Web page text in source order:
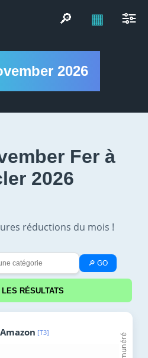
2026
Fer à
2026
réductions du mois !
🔎 GO
🔎 ▦
LES RÉSULTATS
Amazon [T3]